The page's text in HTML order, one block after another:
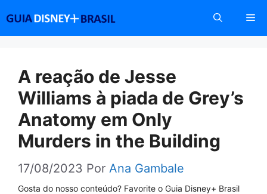
conteúdo
A reação de Jesse
Williams à piada de Grey’s
Anatomy em Only
Murders in the Building
17/08/2023 Por Ana Gambale
Gosta do nosso conteúdo? Favorite o Guia Disney+ Brasil